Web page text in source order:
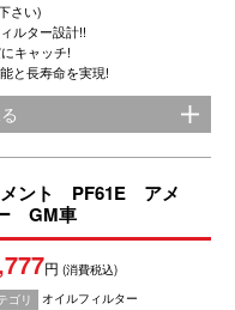
さい)
ルター設計!!
キャッチ!
と長寿命を実現!
メント PF61E アメ
GM車
円(消費税込)
ゴリ
オイルフィルター